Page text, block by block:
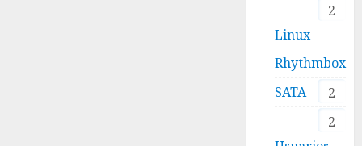
2
Linux
Rhythmbox
2
SATA
2